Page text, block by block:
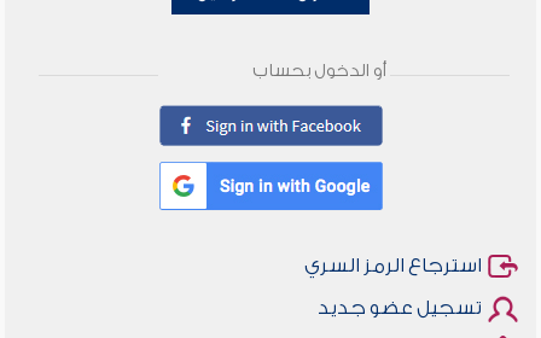
أو الدخول بحساب
استرجاع الرمز السري
تسجيل عضو جديد